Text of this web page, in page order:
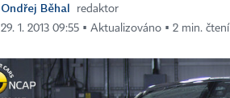
Ondřej Běhal
redaktor
29. 1. 2013 09:55 ▪ Aktualizováno ▪ 2 min. čtení